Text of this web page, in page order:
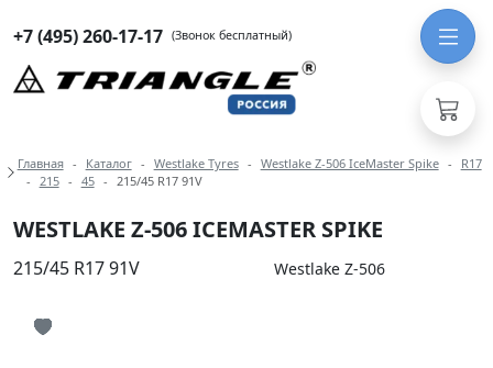
+7 (495) 260-17-17 (Звонок бесплатный)
Навигация по разделам модели
Главная Каталог Westlake Tyres Westlake Z-506 IceMaster Spike
R17
215
45 215/45 R17 91V
WESTLAKE Z-506 ICEMASTER SPIKE
215/45 R17 91V Westlake Z-506